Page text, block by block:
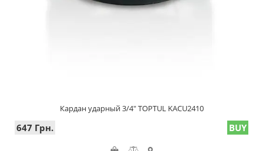
Кардан ударный 3/4" TOPTUL KACU2410
647 Грн. BUY